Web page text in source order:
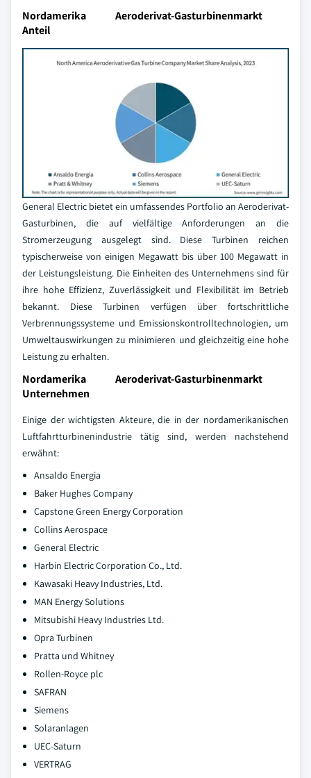
Nordamerika Aeroderivat-Gasturbinenmarkt
Anteil
General Electric bietet ein umfassendes Portfolio an Aeroderivat-
Gasturbinen, die auf vielfältige Anforderungen an die
Stromerzeugung ausgelegt sind. Diese Turbinen reichen
typischerweise von einigen Megawatt bis über 100 Megawatt in
der Leistungsleistung. Die Einheiten des Unternehmens sind für
ihre hohe Effizienz, Zuverlässigkeit und Flexibilität im Betrieb
bekannt. Diese Turbinen verfügen über fortschrittliche
Verbrennungssysteme und Emissionskontrolltechnologien, um
Umweltauswirkungen zu minimieren und gleichzeitig eine hohe
Leistung zu erhalten.
Nordamerika Aeroderivat-Gasturbinenmarkt
Unternehmen
Einige der wichtigsten Akteure, die in der nordamerikanischen
Luftfahrtturbinenindustrie tätig sind, werden nachstehend
erwähnt:
Ansaldo Energia
Baker Hughes Company
Capstone Green Energy Corporation
Collins Aerospace
General Electric
Harbin Electric Corporation Co., Ltd.
Kawasaki Heavy Industries, Ltd.
MAN Energy Solutions
Mitsubishi Heavy Industries Ltd.
Opra Turbinen
Pratta und Whitney
Rollen-Royce plc
SAFRAN
Siemens
Solaranlagen
UEC-Saturn
VERTRAG